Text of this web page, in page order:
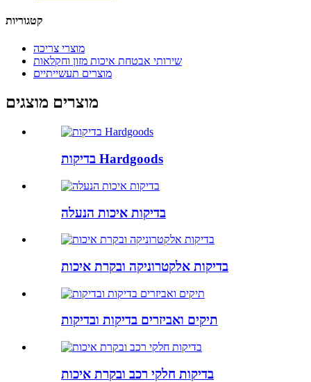
קטגוריות
מוצרי צריכה
שירותי אבטחת איכות מזון וחקלאות
מוצרים תעשייתיים
מוצרים מוצגים
בדיקות Hardgoods
בדיקות איכות הנעלה
בדיקות אלקטרוניקה ובקרת איכות
תיקים ואביזרים בדיקות ובדיקות
בדיקות חלקי רכב ובקרת איכות